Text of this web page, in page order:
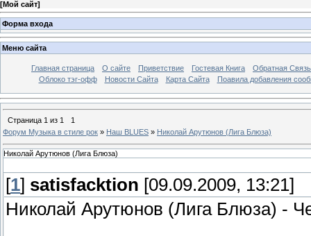
[Мой сайт]
Форма входа
Меню сайта
Главная страница О сайте Приветствие Гостевая Книга
Обратная Связь
Облоко тэг-офф
Новости Сайта Карта Сайта Поавила добавления
Страница 1 из 1
1
Форум Музыка в стиле рок » Наш BLUES » Николай Арутюнов (Лига Блюза)
Николай Арутюнов (Лига Блюза)
[1] satisfacktion [09.09.2009, 13:21]
Николай Арутюнов (Лига Блюза) -